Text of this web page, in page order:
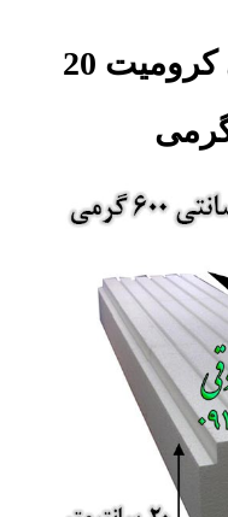
تصاویر فوم سقفی کرومیت 20